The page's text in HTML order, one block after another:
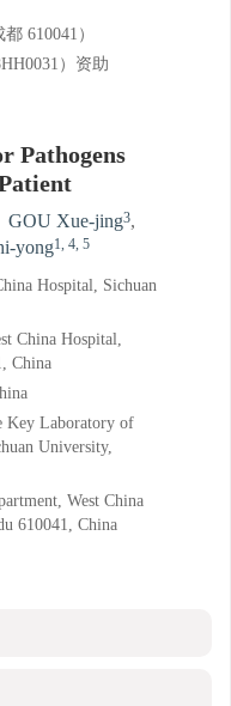
610041）
）资助
Pathogens
GOU Xue-jing3,
yong1, 4, 5
Hospital, Sichuan
China Hospital,
China
Key Laboratory of
University,
West China
610041, China